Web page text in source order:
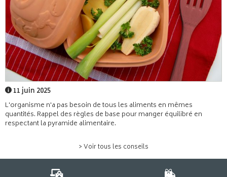
11 juin 2025
L'organisme n'a pas besoin de tous les aliments en mêmes
quantités. Rappel des règles de base pour manger équilibré en
respectant la pyramide alimentaire.
> Voir tous les conseils